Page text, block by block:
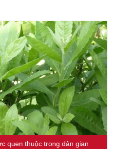
quen thuộc trong dân gian